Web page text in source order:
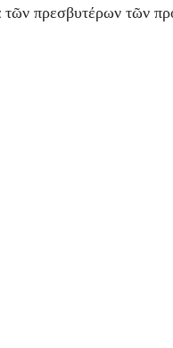
τῶν πρεσβυτέρων τῶν